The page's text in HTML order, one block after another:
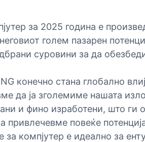
за 2025 година е
голем пазарен
суровини за да
конечно стана глобално
да ја зголемиме нашата
и фино изработени, што ги
привлечевме повеќе
компјутер е идеално за